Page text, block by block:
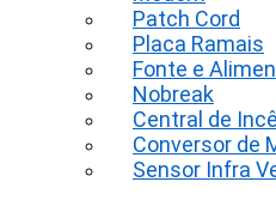
Patch Cord
Placa Ramais
Fonte e
Nobreak
Central de
Conversor de
Sensor Infra